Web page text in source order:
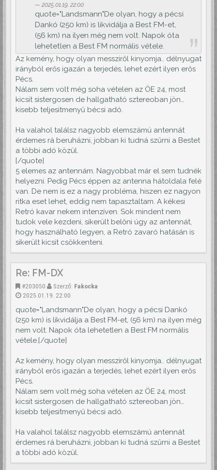
2025.01.19. 22:00
quote="Landsmann"De olyan, hogy a pécsi
Dankó (250 km) is likvidálja a Best FM-et,
(56 km) na ilyen még nem volt. Napok óta
lehetetlen a Best FM normális vétele.
Az kemény, hogy olyan messziről kinyomja.. délnyugat
irányból erős igazán a terjedés, lehet ezért ilyen erős
Pécs.
Nálam sem volt még soha vételen az ÖE 24, most
kicsit sistergosen de hallgatható sztereoban jön…
kisebb teljesitmenyű bécsi adó.
Ha valahol találsz nagyobb elemszámú antennát
érdemes rá beruházni, jobban ki tudná szűrni a Bestet
a többi adó közül.
[/quote]
5 elemes az antennám. Nagyobbat már el sem tudnék
helyezni. Pedig Pécs éppen az antenna hátoldala felé
van. De nem is ez a nagy probléma, hiszen ez nagyon
ritka eset lehet, eddig nem tapasztaltam. A kékesi
Retró kavar nekem intenzíven. Sok mindent nem
tudok vele kezdeni, sikerült belőni úgy az antennát,
hogy használható legyen, a Retró zavaró hatásán is
sikerült kicsit csökkenteni.
Re: FM-DX
#203050 Szerző: Fakocka
2025.01.19. 22:00
quote="Landsmann"De olyan, hogy a pécsi Dankó
(250 km) is likvidálja a Best FM-et, (56 km) na ilyen még
nem volt. Napok óta lehetetlen a Best FM normális
vétele.[/quote]
Az kemény, hogy olyan messziről kinyomja.. délnyugat
irányból erős igazán a terjedés, lehet ezért ilyen erős
Pécs.
Nálam sem volt még soha vételen az ÖE 24, most
kicsit sistergosen de hallgatható sztereoban jön…
kisebb teljesitmenyű bécsi adó.
Ha valahol találsz nagyobb elemszámú antennát
érdemes rá beruházni, jobban ki tudná szűrni a Bestet
a többi adó közül.